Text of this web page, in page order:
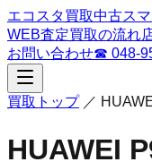
エコスタ買取中古ス
WEB査定買取の流れ
お問い合わせ☎ 048-
買取トップ／
HUAWEI